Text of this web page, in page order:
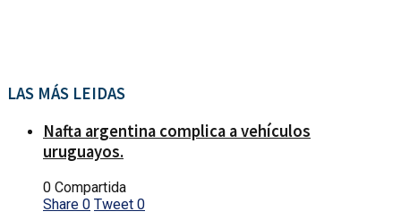
LAS MÁS LEIDAS
Nafta argentina complica a vehículos
uruguayos.
0 Compartida
Share 0 Tweet 0